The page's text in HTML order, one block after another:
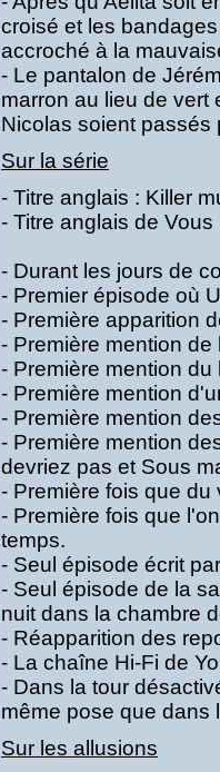
croisé et les
accroché à la
- Le pantalon de
marron au lieu de vert
Nicolas soient passés
Sur la série
- Titre anglais : Killer
- Titre anglais de
- Durant les jours de
- Premier épisode où
- Première apparition
- Première mention de
- Première mention
- Première mention
- Première mention
- Première mention
devriez pas et Sous
- Première fois que du
- Première fois que
temps.
- Seul épisode écrit
- Seul épisode de la
nuit dans la chambre
- Réapparition des
- La chaîne Hi-Fi de
- Dans la tour
même pose que dans
Sur les allusions